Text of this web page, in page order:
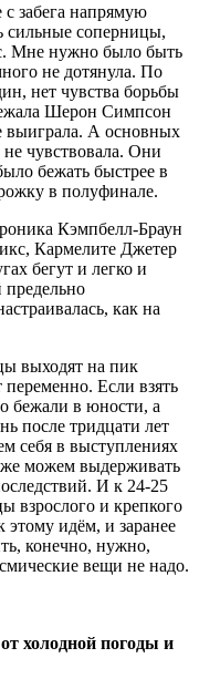
забега напрямую
сильные соперницы,
Мне нужно было быть
не дотянула. По
нет чувства борьбы
Шерон Симпсон
выиграла. А основных
чувствовала. Они
бежать быстрее в
в полуфинале.
Кэмпбелл-Браун
Кармелите Джетер
бегут и легко и
предельно
как на
выходят на пик
Если взять
бежали в юности, а
после тридцати лет
себя в выступлениях
можем выдерживать
И к 24-25
взрослого и крепкого
идём, и заранее
конечно, нужно,
вещи не надо.
холодной погоды и